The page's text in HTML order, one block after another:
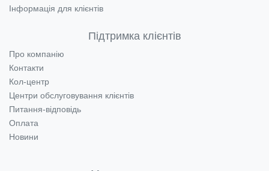
Інформація для клієнтів
Підтримка клієнтів
Про компанію
Контакти
Кол-центр
Центри обслуговування клієнтів
Питання-відповідь
Оплата
Новини